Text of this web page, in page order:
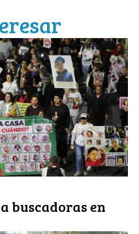
buscadoras en